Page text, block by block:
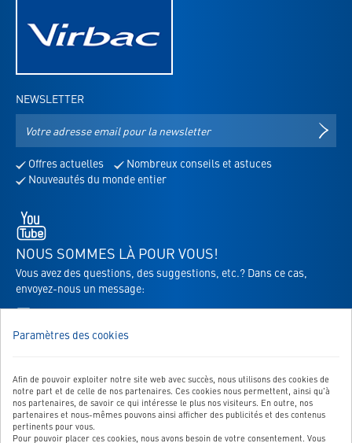
Paramètres des cookies
Afin de pouvoir exploiter notre site web avec succès, nous utilisons des cookies de
notre part et de celle de nos partenaires. Ces cookies nous permettent, ainsi qu'à
nos partenaires, de savoir ce qui intéresse le plus nos visiteurs. En outre, nos
partenaires et nous-mêmes pouvons ainsi afficher des publicités et des contenus
pertinents pour vous.
Pour pouvoir placer ces cookies, nous avons besoin de votre consentement. Vous
NEWSLETTER
pour
la
Offres actuelles
Nombreux conseils et astuces
Nouveautés du monde entier
s'ouvre
un
nouvel
onglet
NOUS SOMMES LÀ POUR VOUS!
Vous avez des questions, des suggestions, etc.? Dans ce cas,
envoyez-nous un message:
Vers le formulaire de contact
NOTRE SERVICE
NOS CATÉGORIES TOP